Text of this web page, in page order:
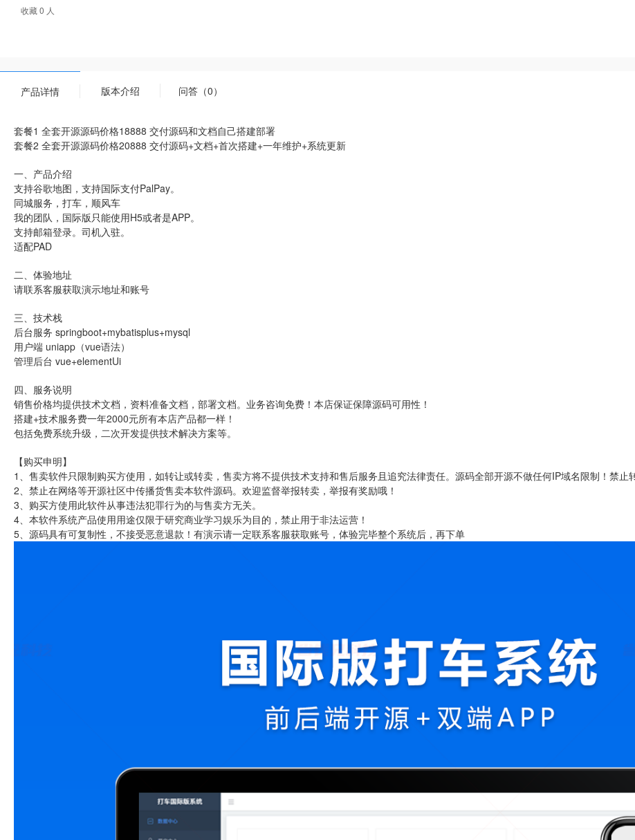
收藏 0 人
产品详情 版本介绍 问答（0）
套餐1 全套开源源码价格18888 交付源码和文档自己搭建部署
套餐2 全套开源源码价格20888 交付源码+文档+首次搭建+一年维护+系统更新
一、产品介绍
支持谷歌地图，支持国际支付PalPay。
同城服务，打车，顺风车
我的团队，国际版只能使用H5或者是APP。
支持邮箱登录。司机入驻。
适配PAD
二、体验地址
请联系客服获取演示地址和账号
三、技术栈
后台服务 springboot+mybatisplus+mysql
用户端 uniapp（vue语法）
管理后台 vue+elementUi
四、服务说明
销售价格均提供技术文档，资料准备文档，部署文档。业务咨询免费！本店保证保障源码可用性！
搭建+技术服务费一年2000元所有本店产品都一样！
包括免费系统升级，二次开发提供技术解决方案等。
【购买申明】
1、售卖软件只限制购买方使用，如转让或转卖，售卖方将不提供技术支持和售后服务且追究法律责任。源码全部开源不做任何IP域名限制！禁止
2、禁止在网络等开源社区中传播货售卖本软件源码。欢迎监督举报转卖，举报有奖励哦！
3、购买方使用此软件从事违法犯罪行为的与售卖方无关。
4、本软件系统产品使用用途仅限于研究商业学习娱乐为目的，禁止用于非法运营！
5、源码具有可复制性，不接受恶意退款！有演示请一定联系客服获取账号，体验完毕整个系统后，再下单